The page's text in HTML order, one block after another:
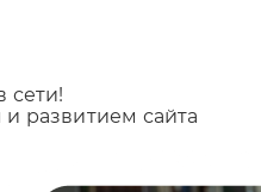
развитием сайта